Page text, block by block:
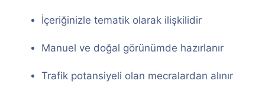
İçeriğinizle tematik olarak ilişkilidir
Manuel ve doğal görünümde hazırlanır
Trafik potansiyeli olan mecralardan alınır